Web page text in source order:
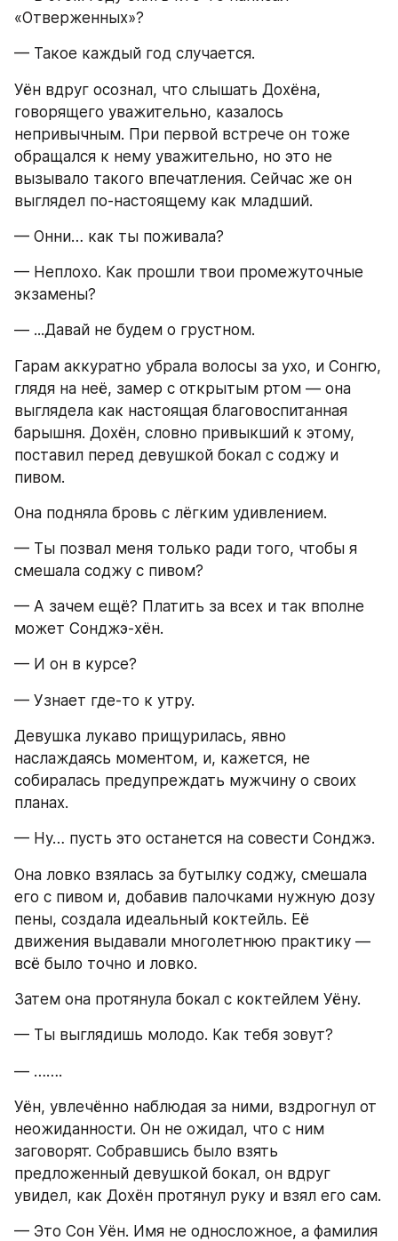
«Отверженных»?
— Такое каждый год случается.
Уён вдруг осознал, что слышать Дохёна,
говорящего уважительно, казалось
непривычным. При первой встрече он тоже
обращался к нему уважительно, но это не
вызывало такого впечатления. Сейчас же он
выглядел по-настоящему как младший.
— Онни… как ты поживала?
— Неплохо. Как прошли твои промежуточные
экзамены?
— ...Давай не будем о грустном.
Гарам аккуратно убрала волосы за ухо, и Сонгю,
глядя на неё, замер с открытым ртом — она
выглядела как настоящая благовоспитанная
барышня. Дохён, словно привыкший к этому,
поставил перед девушкой бокал с соджу и
пивом.
Она подняла бровь с лёгким удивлением.
— Ты позвал меня только ради того, чтобы я
смешала соджу с пивом?
— А зачем ещё? Платить за всех и так вполне
может Сонджэ-хён.
— И он в курсе?
— Узнает где-то к утру.
Девушка лукаво прищурилась, явно
наслаждаясь моментом, и, кажется, не
собиралась предупреждать мужчину о своих
планах.
— Ну… пусть это останется на совести Сонджэ.
Она ловко взялась за бутылку соджу, смешала
его с пивом и, добавив палочками нужную дозу
пены, создала идеальный коктейль. Её
движения выдавали многолетнюю практику —
всё было точно и ловко.
Затем она протянула бокал с коктейлем Уёну.
— Ты выглядишь молодо. Как тебя зовут?
— …….
Уён, увлечённо наблюдая за ними, вздрогнул от
неожиданности. Он не ожидал, что с ним
заговорят. Собравшись было взять
предложенный девушкой бокал, он вдруг
увидел, как Дохён протянул руку и взял его сам.
— Это Сон Уён. Имя не односложное, а фамилия